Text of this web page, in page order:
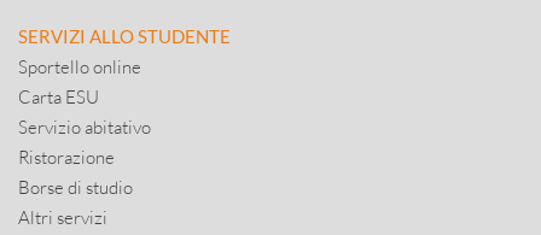
SERVIZI ALLO STUDENTE
Sportello online
Carta ESU
Servizio abitativo
Ristorazione
Borse di studio
Altri servizi